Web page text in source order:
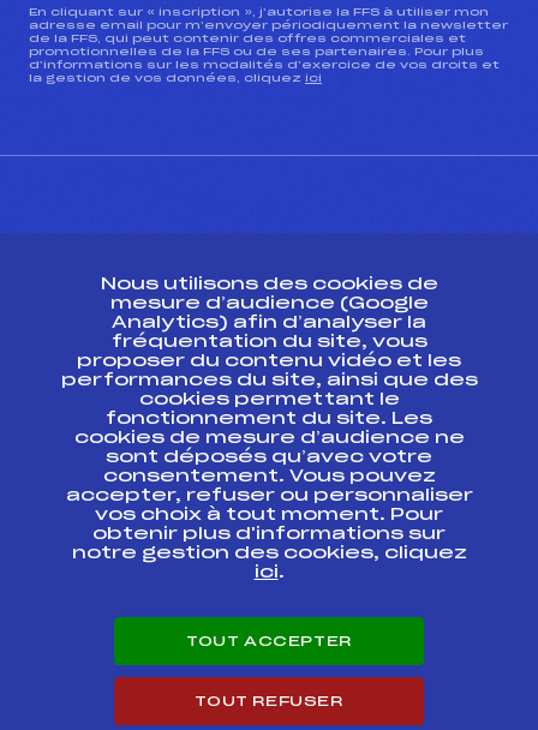
En cliquant sur « inscription », j’autorise la FFS à utiliser mon
adresse email pour m’envoyer périodiquement la newsletter
de la FFS, qui peut contenir des offres commerciales et
promotionnelles de la FFS ou de ses partenaires. Pour plus
d’informations sur les modalités d’exercice de vos droits et
la gestion de vos données, cliquez ici
Ressources
Pass’Neige
Projet sportif fédéral
Projet de performance fédéral
Antidopage
Pôle Développement, Formation, Suivi
Scientifique
Listes ministérielles
Pôle vie de l’athlète
Enseignement professionnel
Carrières
Nous utilisons des cookies de
mesure d’audience (Google
Analytics) afin d’analyser la
fréquentation du site, vous
proposer du contenu vidéo et les
performances du site, ainsi que des
cookies permettant le
fonctionnement du site. Les
cookies de mesure d’audience ne
sont déposés qu’avec votre
consentement. Vous pouvez
accepter, refuser ou personnaliser
vos choix à tout moment. Pour
obtenir plus d'informations sur
notre gestion des cookies, cliquez
ici.
TOUT ACCEPTER
TOUT REFUSER